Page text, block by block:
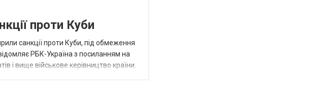
проти Куби
санкції проти Куби, під обмеження
РБК-Україна з посиланням на
і вище військове керівництво країни.